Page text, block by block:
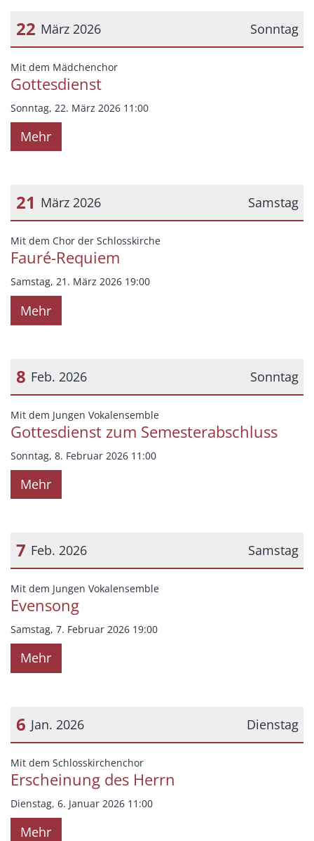
Sonntag
22 März 2026
Datum: 22. März 2026
Mit dem Mädchenchor:
Gottesdienst
Sonntag, 22. März 2026 11:00
Mehr
Samstag
21 März 2026
Datum: 21. März 2026
Mit dem Chor der Schlosskirche:
Fauré-Requiem
Samstag, 21. März 2026 19:00
Mehr
Sonntag
8 Feb. 2026
Datum: 8. Februar 2026
Mit dem Jungen Vokalensemble:
Gottesdienst zum Semesterabschluss
Sonntag, 8. Februar 2026 11:00
Mehr
Samstag
7 Feb. 2026
Datum: 7. Februar 2026
Mit dem Jungen Vokalensemble:
Evensong
Samstag, 7. Februar 2026 19:00
Mehr
Dienstag
6 Jan. 2026
Datum: 6. Januar 2026
Mit dem Schlosskirchenchor:
Erscheinung des Herrn
Dienstag, 6. Januar 2026 11:00
Mehr